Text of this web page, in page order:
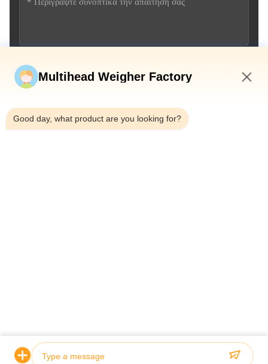
Πολιτική απορρήτουΚίνα Καλή ποιότητα Ζυγιστής πολλαπλών κεφαλών
Προμηθευτής. 2020-2026 GUANGDONG TOUPACK INTELLIGENT
Multihead Weigher Factory
Good day, what product are you looking for?